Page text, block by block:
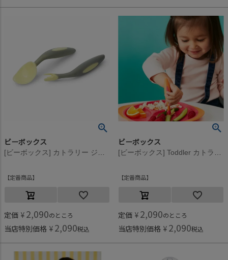
ビーボックス
[ビーボックス] カトラリー ジェラートシリーズ バナナスプリット
定番商品
定価 ¥ 2,090のところ
当店特別価格 ¥ 2,090税込
ビーボックス
[ビーボックス] Toddler カトラリー ストロベリーシェイク
定番商品
定価 ¥ 2,090のところ
当店特別価格 ¥ 2,090税込